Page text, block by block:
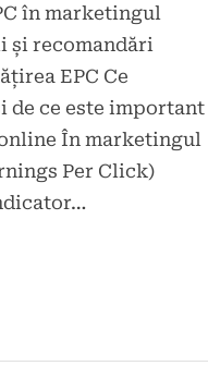
în marketingul
și recomandări
EPC Ce
de ce este important
În marketingul
Per Click)